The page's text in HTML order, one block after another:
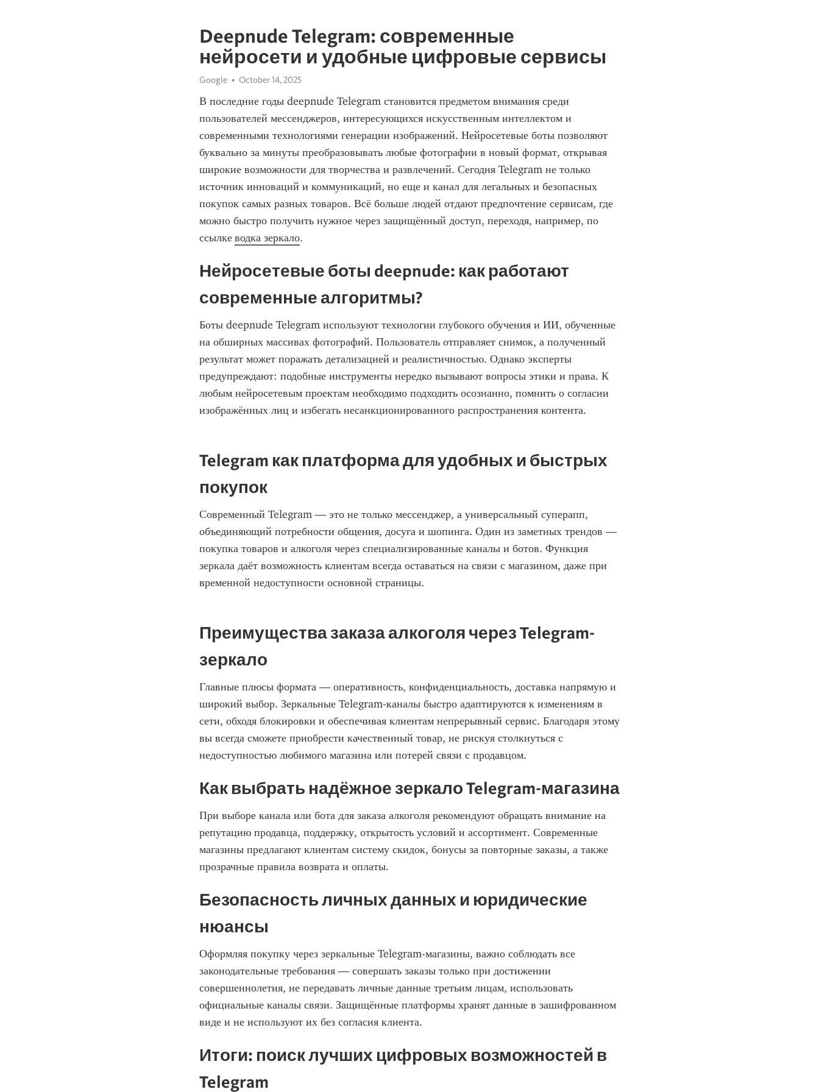
Deepnude Telegram: современные
нейросети и удобные цифровые сервисы
Google October 14, 2025
В последние годы deepnude Telegram становится предметом внимания среди
пользователей мессенджеров, интересующихся искусственным интеллектом и
современными технологиями генерации изображений. Нейросетевые боты позволяют
буквально за минуты преобразовывать любые фотографии в новый формат, открывая
широкие возможности для творчества и развлечений. Сегодня Telegram не только
источник инноваций и коммуникаций, но еще и канал для легальных и безопасных
покупок самых разных товаров. Всё больше людей отдают предпочтение сервисам, где
можно быстро получить нужное через защищённый доступ, переходя, например, по
ссылке водка зеркало. ​
Нейросетевые боты deepnude: как работают
современные алгоритмы?
Боты deepnude Telegram используют технологии глубокого обучения и ИИ, обученные
на обширных массивах фотографий. Пользователь отправляет снимок, а полученный
результат может поражать детализацией и реалистичностью. Однако эксперты
предупреждают: подобные инструменты нередко вызывают вопросы этики и права. К
любым нейросетевым проектам необходимо подходить осознанно, помнить о согласии
изображённых лиц и избегать несанкционированного распространения контента.
Telegram как платформа для удобных и быстрых
покупок
Современный Telegram — это не только мессенджер, а универсальный суперапп,
объединяющий потребности общения, досуга и шопинга. Один из заметных трендов —
покупка товаров и алкоголя через специализированные каналы и ботов. Функция
зеркала даёт возможность клиентам всегда оставаться на связи с магазином, даже при
временной недоступности основной страницы.
Преимущества заказа алкоголя через Telegram-
зеркало
Главные плюсы формата — оперативность, конфиденциальность, доставка напрямую и
широкий выбор. Зеркальные Telegram-каналы быстро адаптируются к изменениям в
сети, обходя блокировки и обеспечивая клиентам непрерывный сервис. Благодаря этому
вы всегда сможете приобрести качественный товар, не рискуя столкнуться с
недоступностью любимого магазина или потерей связи с продавцом.
Как выбрать надёжное зеркало Telegram-магазина
При выборе канала или бота для заказа алкоголя рекомендуют обращать внимание на
репутацию продавца, поддержку, открытость условий и ассортимент. Современные
магазины предлагают клиентам систему скидок, бонусы за повторные заказы, а также
Безопасность личных данных и юридические
нюансы
Оформляя покупку через зеркальные Telegram-магазины, важно соблюдать все
законодательные требования — совершать заказы только при достижении
совершеннолетия, не передавать личные данные третьим лицам, использовать
официальные каналы связи. Защищённые платформы хранят данные в зашифрованном
виде и не используют их без согласия клиента.
Итоги: поиск лучших цифровых возможностей в
Telegram